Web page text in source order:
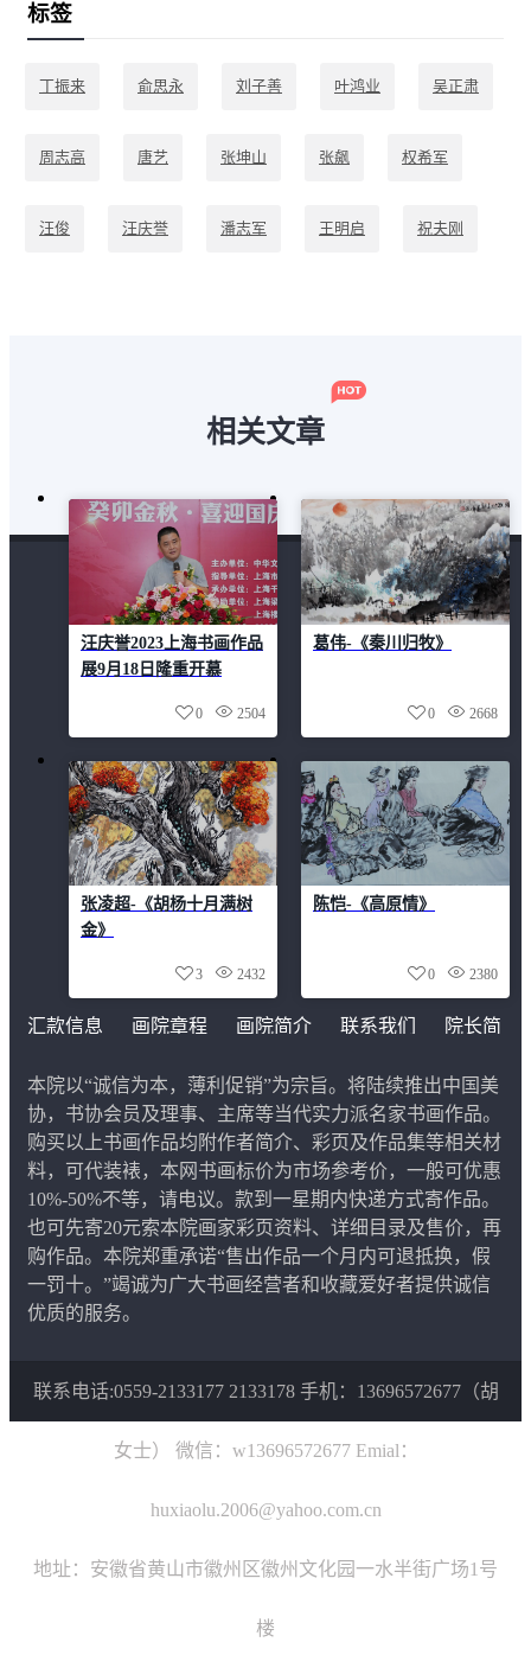
标签
丁振来 俞思永 刘子善 叶鸿业 吴正肃
周志高 唐艺 张坤山 张飙 权希军
汪俊 汪庆誉 潘志军 王明启 祝夫刚
相关文章
汪庆誉2023上海书画作品
展9月18日隆重开慕
2504
0
葛伟-《秦川归牧》
2668
0
张凌超-《胡杨十月满树
金》
2432
3
陈恺-《高原情》
2380
0
汇款信息 画院章程 画院简介 联系我们
院长简
本院以“诚信为本，薄利促销”为宗旨。将陆续推出中国美
协，书协会员及理事、主席等当代实力派名家书画作品。
购买以上书画作品均附作者简介、彩页及作品集等相关材
料，可代装裱，本网书画标价为市场参考价，一般可优惠
10%-50%不等，请电议。款到一星期内快递方式寄作品。
也可先寄20元索本院画家彩页资料、详细目录及售价，再
购作品。本院郑重承诺“售出作品一个月内可退抵换，假
一罚十。”竭诚为广大书画经营者和收藏爱好者提供诚信
优质的服务。
联系电话:0559-2133177 2133178 手机：13696572677（胡
女士） 微信：w13696572677 Emial：
huxiaolu.2006@yahoo.com.cn
地址：安徽省黄山市徽州区徽州文化园一水半街广场1号
楼